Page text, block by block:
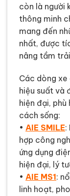
còn là người
thông minh
mang đến
nhất, được
nâng tầm
Các dòng xe
hiệu suất và
hiện đại,
cách sống:
• AIE SMILE:
hợp công
ứng dụng
hiện đại, lý
• AIE MS1:
linh hoạt,